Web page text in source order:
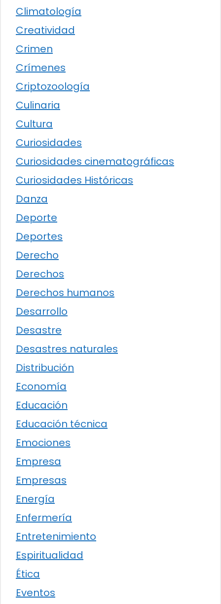
Climatología
Creatividad
Crimen
Crímenes
Criptozoología
Culinaria
Cultura
Curiosidades
Curiosidades cinematográficas
Curiosidades Históricas
Danza
Deporte
Deportes
Derecho
Derechos
Derechos humanos
Desarrollo
Desastre
Desastres naturales
Distribución
Economía
Educación
Educación técnica
Emociones
Empresa
Empresas
Energía
Enfermería
Entretenimiento
Espiritualidad
Ética
Eventos